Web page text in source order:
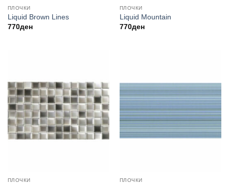
ПЛОЧКИ
Liquid Brown Lines
770ден
ПЛОЧКИ
Liquid Mountain
770ден
ПЛОЧКИ ПЛОЧКИ